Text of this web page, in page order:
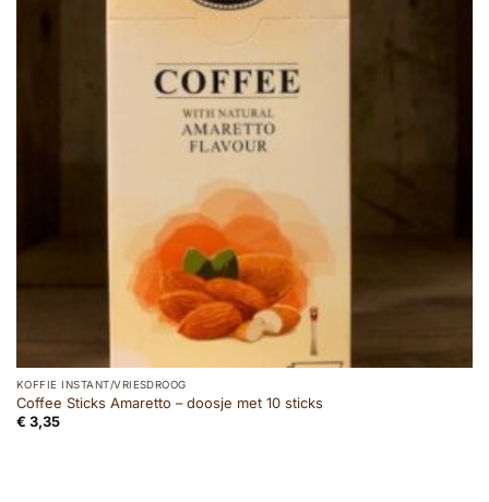
KOFFIE INSTANT/VRIESDROOG
Coffee Sticks Amaretto – doosje met 10 sticks
€ 3,35